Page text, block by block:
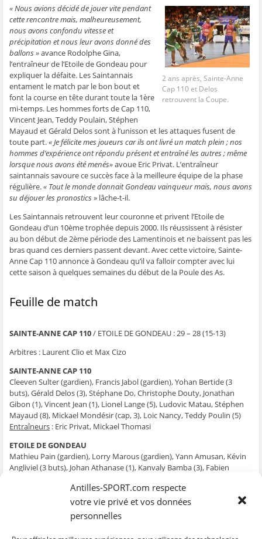
Antilles-SPORT.com respecte
votre vie privé et vos données
personnelles
e
e
ê
t
r
e
)
f
e
n
t
r
e
)
e
f
e
t
r
)
e
l
l
e
f
e
n
ê
t
r
e
)
2 ans après, Sainte-Anne
Cap 110 et Delos
retrouvent la Coupe.
« Nous avions décidé de jouer vite pendant
cette rencontre mais, malheureusement,
nous avons confondu vitesse et
précipitation et nous leur avons donné des
ballons »avance Rodolphe Gina,
l’entraîneur de l’Etoile de Gondeau pour
expliquer la défaite. Les Saintannais
entament le match par le bon bout et
font la course en tête durant toute la 1ère
mi-temps. Les hommes forts de Cap 110,
Vincent Jean, Teddy Poulain, Stéphen
Mayaud et Gérald Delos sont à l’unisson et les attaques fusent de
toute part.« Je félicite mes joueurs car ils ont livré un match plein ; nos
hommes d’expérience ont répondu présent et entraîné les autres ; même
lorsque nous avons été menés»avoue Eric Privat. L’entraîneur
saintannais savoure ce succès face à la meilleure équipe de la phase
régulière.« Tout le monde donnait Gondeau vainqueur mais, nous avons
su déjouer les pronostics» lâche-t-il.
Les Saintannais retrouvent leur couronne et privent l’Etoile de
Gondeau d’un 10ème trophée depuis 2000. Ils réussissent à résister
au bon début de 2ème période des Lamentinois et ne baissent pas les
bras quand ces derniers passent devant. Avec cette victoire, Sainte-
Anne Cap 110 annonce à Gondeau qu’il va falloir compter avec lui
cette saison à quelques semaines du début de la Poule des As.
Feuille de match
SAINTE-ANNE CAP 110/ ETOILE DE GONDEAU : 29 – 28 (15-13)
Arbitres : Laurent Clio et Max Cizo
SAINTE-ANNE CAP 110
Cleeven Sulter (gardien), Francis Jabol (gardien), Yohan Bertide (3
buts), Gérald Delos (3), Stéphane Do, Christophe Douty, Jonathan
Gibon (1), Vincent Jean (1), Lionel Lange (5), Ludovic Matau, Stéphen
Mayaud (8), Mickael Mondésir (cap, 3), Loic Nancy, Teddy Poulin (5)
Entraîneurs : Eric Privat, Mickael Thomasi
ETOILE DE GONDEAU
Mathieu Pain (gardien), Lorry Marous (gardien), Yann Amusan, Kévin
Angliviel (3 buts), Johan Athanase (1), Kanvaly Bamba (3), Fabien
cap, 2), Didier Mormin (1), Steeve Rabout (8), Steff Samot (2), Jimmy
: Rodolphe Gina, eddy Castrien, Jean-José Nourel, Jean-
Philippe Athanase